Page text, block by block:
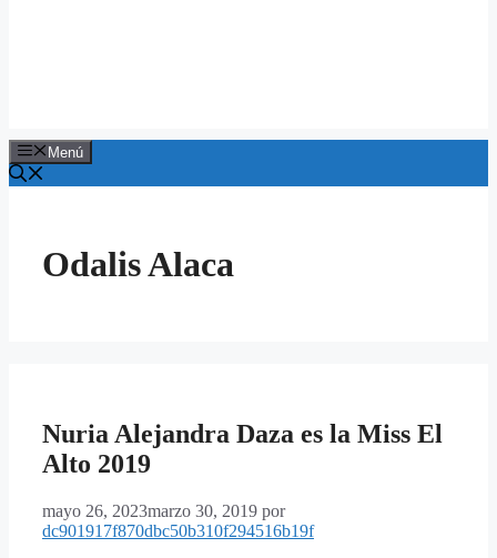
Menú
Odalis Alaca
Nuria Alejandra Daza es la Miss El
Alto 2019
mayo 26, 2023marzo 30, 2019 por
dc901917f870dbc50b310f294516b19f